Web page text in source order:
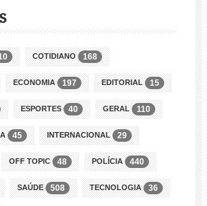
COTIDIANO 168
ECONOMIA 197 EDITORIAL 15
ESPORTES 40 GERAL 110
45 INTERNACIONAL 29
OFF TOPIC 48 POLÍCIA 440
SAÚDE 508 TECNOLOGIA 36